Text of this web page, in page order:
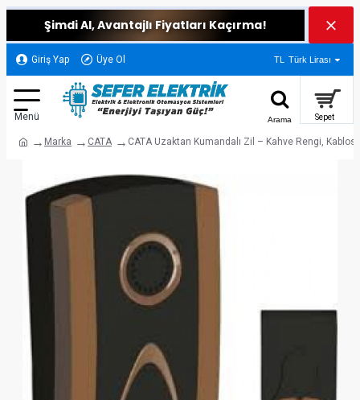
Şimdi Al, Avantajlı Fiyatları Kaçırma!
Giriş Yap Üye Ol TL Türk Lirası
Marka CATA CATA Uzaktan Kumandalı Zil – Kahve Rengi,